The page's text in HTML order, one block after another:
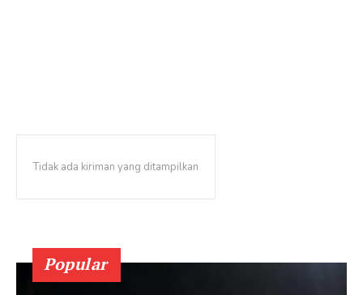
Tidak ada kiriman yang ditampilkan
Popular